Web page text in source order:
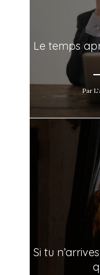
Le temps
Par
Si tu